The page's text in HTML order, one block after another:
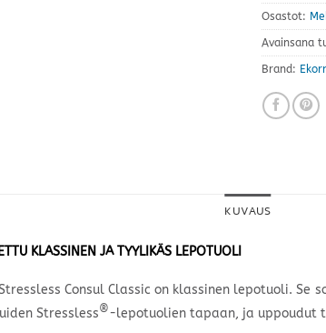
Osastot:
Avainsana
Brand:
KUVAUS
KLASSINEN JA TYYLIKÄS LEPOTUOLI
Consul Classic on klassinen lepotuoli.
Stressless®-lepotuolien tapaan, ja uppoudut